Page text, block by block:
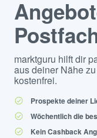
marktguru hilft dir
aus deiner Nähe
kostenfrei.
Prospekte deiner
Wöchentlich die
Kein Cashback